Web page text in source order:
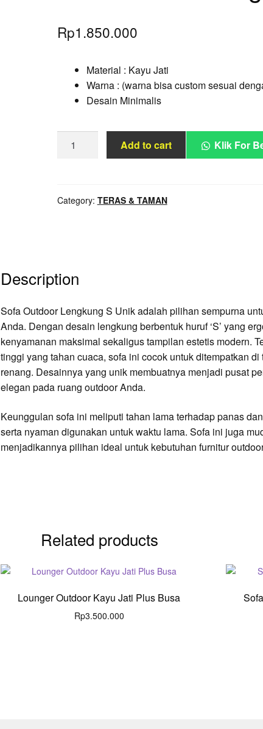
Rp1.850.000
Material : Kayu Jati
Warna : (warna bisa custom sesuai
Desain Minimalis
Outdoor
Unik
Add to cart Klik For
Category: TERAS & TAMAN
Description
Sofa Outdoor Lengkung S Unik adalah pilihan sempurna
Anda. Dengan desain lengkung berbentuk huruf ‘S’ yang
kenyamanan maksimal sekaligus tampilan estetis modern.
tinggi yang tahan cuaca, sofa ini cocok untuk ditempatkan
renang. Desainnya yang unik membuatnya menjadi pusat
elegan pada ruang outdoor Anda.
Keunggulan sofa ini meliputi tahan lama terhadap panas
serta nyaman digunakan untuk waktu lama. Sofa ini juga
menjadikannya pilihan ideal untuk kebutuhan furnitur
Related products
Lounger Outdoor Kayu Jati Plus Busa
Rp3.500.000